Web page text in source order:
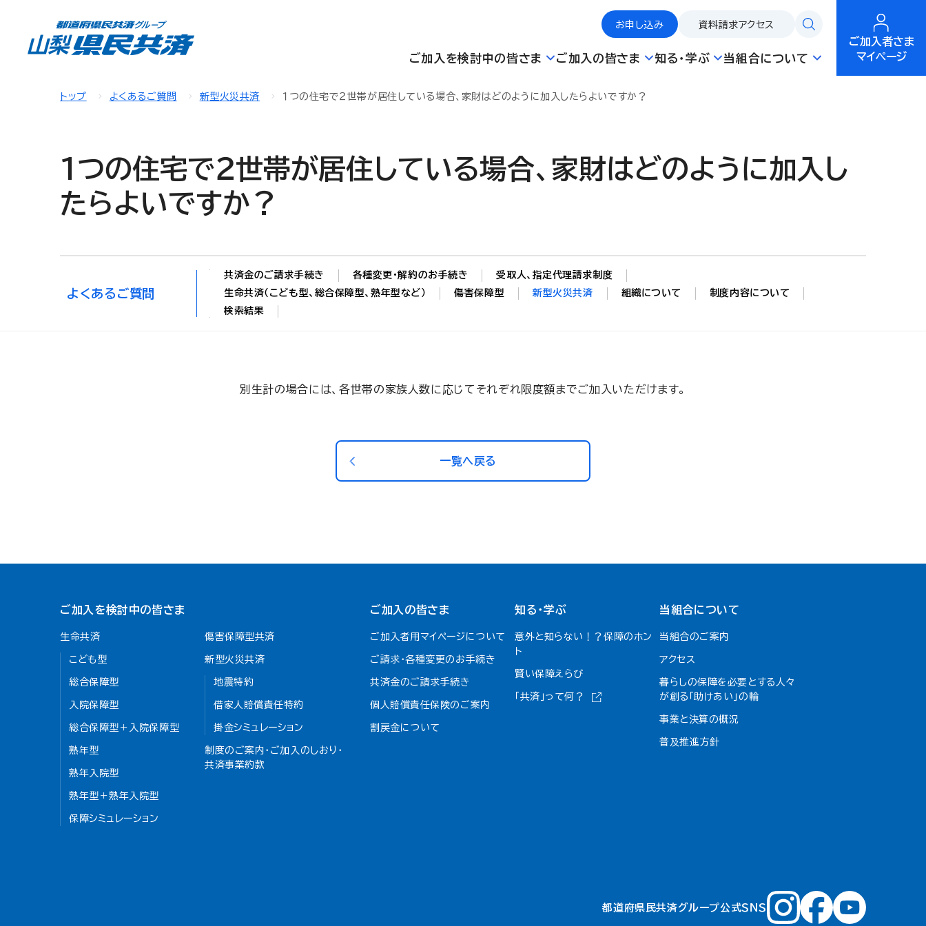
お申し込み 資料請求アクセス
ご加入を検討中の皆さま ご加入の皆さま 知る・学ぶ 当組合について
ご加入者さま
マイページ
トップ よくあるご質問 新型火災共済 １つの住宅で２世帯が居住している場合、家財はどのように加入したらよいですか？
１つの住宅で２世帯が居住している場合、家財はどのように加入し
たらよいですか？
よくあるご質問
共済金のご請求手続き 各種変更・解約のお手続き
受取人、指定代理請求制度
生命共済（こども型、総合保障型、熟年型など）
傷害保障型 新型火災共済 組織について
制度内容について
検索結果
別生計の場合には、各世帯の家族人数に応じてそれぞれ限度額までご加入いただけます。
一覧へ戻る
ご加入を検討中の皆さま
生命共済
こども型
総合保障型
入院保障型
総合保障型＋入院保障型
熟年型
熟年入院型
熟年型＋熟年入院型
保障シミュレーション
傷害保障型共済
新型火災共済
地震特約
借家人賠償責任特約
掛金シミュレーション
制度のご案内・ご加入のしおり・
共済事業約款
ご加入の皆さま
ご加入者用マイページについて
ご請求・各種変更のお手続き
共済金のご請求手続き
個人賠償責任保険のご案内
割戻金について​
知る・学ぶ
意外と知らない！？保障のホン
ト
賢い保障えらび
「共済」って何？
当組合について
当組合のご案内
アクセス
暮らしの保障を必要とする人々
が創る「助けあい」の輪
事業と決算の概況
普及推進方針
都道府県民共済グループ公式ＳＮＳ